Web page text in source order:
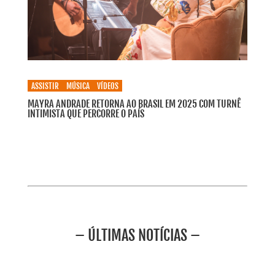
ASSISTIR MÚSICA VÍDEOS
MAYRA ANDRADE RETORNA AO BRASIL EM 2025 COM TURNÊ
INTIMISTA QUE PERCORRE O PAÍS
– ÚLTIMAS NOTÍCIAS –